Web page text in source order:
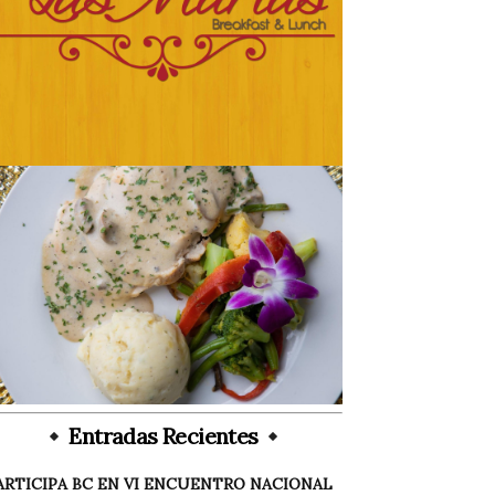
Entradas Recientes
BC EN VI ENCUENTRO NACIONAL